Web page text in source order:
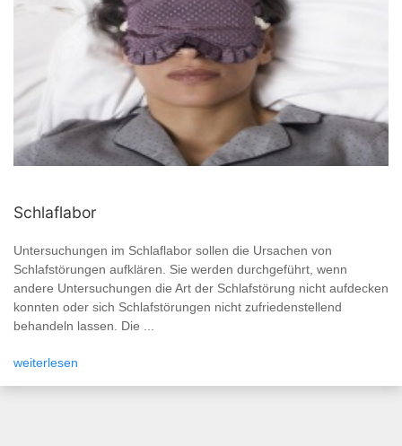
Schlaflabor
Untersuchungen im Schlaflabor sollen die Ursachen von
Schlafstörungen aufklären. Sie werden durchgeführt, wenn
andere Untersuchungen die Art der Schlafstörung nicht aufdecken
konnten oder sich Schlafstörungen nicht zufriedenstellend
behandeln lassen. Die ...
weiterlesen